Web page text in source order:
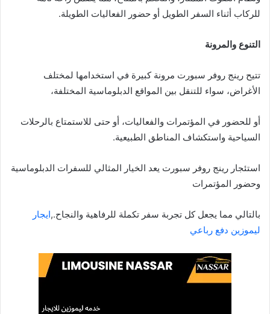
للركاب أثناء السفر الطويل أو حضور الفعاليات الطويلة.
التنوع والمرونة
تتيح رينج روفر سبورت مرونة كبيرة في استخدامها لمختلف
الأغراض، سواء للتنقل بين المواقع الدبلوماسية المختلفة،
أو للحضور في المؤتمرات والفعاليات، أو حتى للاستمتاع بالرحلات
السياحية واستكشاف المناطق الطبيعية.
استئجار رينج روفر سبورت يعد الخيار المثالي للسفرات الدبلوماسية
وحضور المؤتمرات
بالتالي مما يجعل كل تجربة سفر تكملة للرفاهية والنجاح.,ايجار
ليموزين دفع رباعي